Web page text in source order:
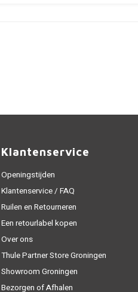
Klantenservice
Openingstijden
Klantenservice / FAQ
Ruilen en Retourneren
Een retourlabel kopen
Over ons
Thule Partner Store Groningen
Showroom Groningen
Bezorgen of Afhalen